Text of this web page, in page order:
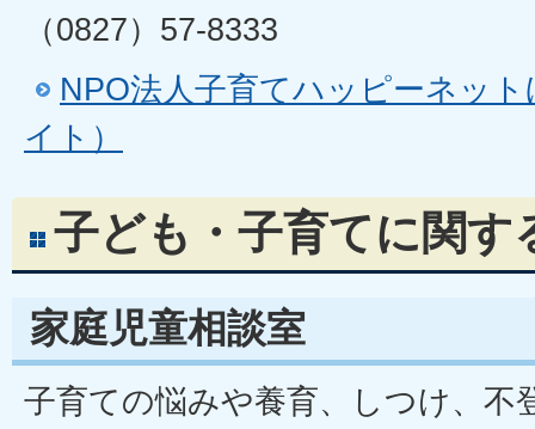
（0827）57-8333
NPO法人子育てハッピーネッ
イト）
子ども・子育てに関す
家庭児童相談室
子育ての悩みや養育、しつけ、不